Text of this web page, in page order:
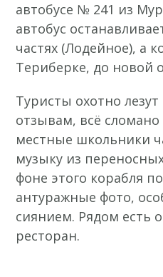
автобусе № 241 из
автобус
частях (Лодейное), а
Териберке, до новой
Туристы охотно
отзывам, всё
местные школьники
музыку из
фоне этого корабля
антуражные фото,
сиянием. Рядом есть
ресторан.